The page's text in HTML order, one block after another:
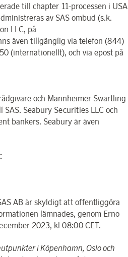
till chapter 11-processen i USA
av SAS ombud (s.k.
LLC, på
även tillgänglig via telefon (844)
(internationellt), och via epost på
och Mannheimer Swartling
Seabury Securities LLC och
bankers. Seabury är även
AB är skyldigt att offentliggöra
lämnades, genom Erno
2023, kl 08:00 CET.
i Köpenhamn, Oslo och